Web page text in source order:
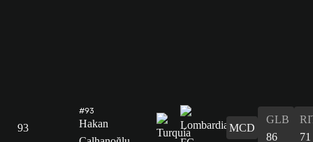
93
#93
Hakan
MCD
GLB
86
71